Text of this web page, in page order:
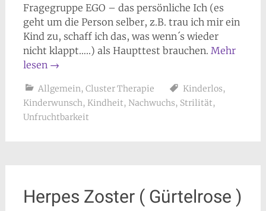
Fragegruppe EGO – das persönliche Ich (es
geht um die Person selber, z.B. trau ich mir ein
Kind zu, schaff ich das, was wenn´s wieder
nicht klappt…..) als Haupttest brauchen. Mehr
lesen →
Allgemein, Cluster Therapie Kinderlos,
Kinderwunsch, Kindheit, Nachwuchs, Strilität,
Unfruchtbarkeit
Herpes Zoster ( Gürtelrose )